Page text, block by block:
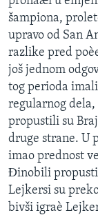
šampiona,
upravo od San
razlike pred
još jednom
tog perioda
regularnog
propustili su
druge strane. U
imao prednost
Ðinobili
Lejkersi su
bivši igraè